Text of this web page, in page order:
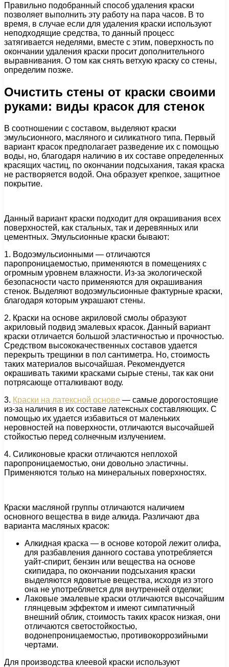
Правильно подобранный способ удаления краски
позволяет выполнить эту работу на пара часов. В то
время, в случае если для удаления краски используют
неподходящие средства, то данный процесс
затягивается неделями, вместе с этим, поверхность по
окончании удаления краски просит дополнительного
выравнивания. О том как снять ветхую краску со стены,
определим позже.
Очистить стены от краски своими
руками: виды красок для стенок
В соотношении с составом, выделяют краски
эмульсионного, масляного и силикатного типа. Первый
вариант красок предполагает разведение их с помощью
воды, но, благодаря наличию в их составе определенных
красящих частиц, по окончании подсыхания, такая краска
не растворяется водой. Она образует крепкое, защитное
покрытие.
Данный вариант краски подходит для окрашивания всех
поверхностей, как стальных, так и деревянных или
цементных. Эмульсионные краски бывают:
1. Водоэмульсионными — отличаются
паропроницаемостью, применяются в помещениях с
огромным уровнем влажности. Из-за экологической
безопасности часто применяются для окрашивания
стенок. Выделяют водоэмульсионные фактурные краски,
благодаря которым украшают стены.
2. Краски на основе акриловой смолы образуют
акриловый подвид эмалевых красок. Данный вариант
краски отличается большой эластичностью и прочностью.
Средством высококачественных составов удается
перекрыть трещинки в пол сантиметра. Но, стоимость
таких материалов высочайшая. Рекомендуется
окрашивать такими красками сырые стены, так как они
потрясающе отталкивают воду.
3. Краски на латексной основе — самые дорогостоящие
из-за наличия в их составе латексных составляющих. С
помощью их удается избавиться от маленьких
неровностей на поверхности, отличаются высочайшей
стойкостью перед солнечным излучением.
4. Силиконовые краски отличаются неплохой
паропроницаемостью, они довольно эластичны.
Применяются только на минеральных поверхностях.
Краски масляной группы отличаются наличием
основного вещества в виде алкида. Различают два
варианта масляных красок:
Алкидная краска — в основе которой лежит олифа,
для разбавления данного состава употребляется
уайт-спирит, бензин или вещества на основе
скипидара, по окончании подсыхания краски
выделяются ядовитые вещества, исходя из этого
она не употребляется для внутренней отделки;
Лаковые эмалевые краски отличаются высочайшим
глянцевым эффектом и имеют симпатичный
внешний облик, стоимость таких красок низкая, они
отличаются светостойкостью,
водонепроницаемостью, противокоррозийными
чертами.
Для производства клеевой краски используют